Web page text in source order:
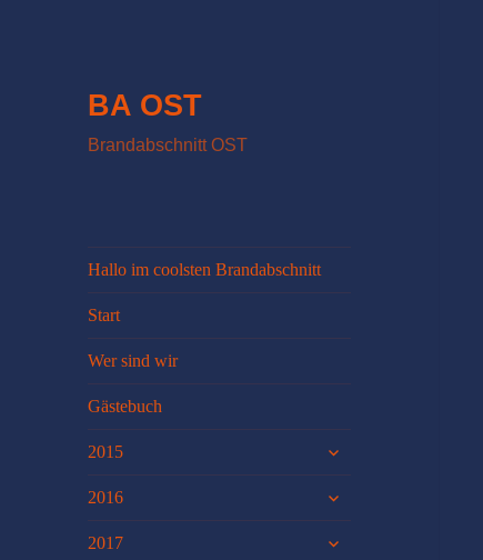
BA OST
Brandabschnitt OST
Hallo im coolsten Brandabschnitt
Start
Wer sind wir
Gästebuch
2015
öffnen
2016
öffnen
2017
öffnen